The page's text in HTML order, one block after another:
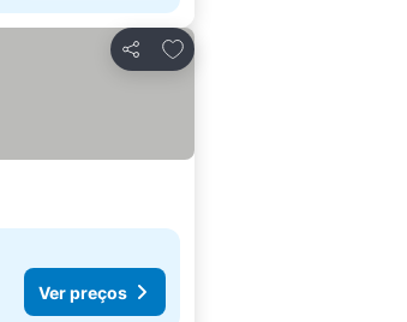
Partilhar
Adicionar aos favoritos
Ver preços